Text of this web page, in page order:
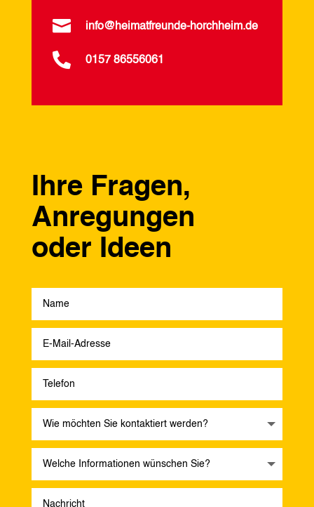
 info@heimatfreunde-horchheim.de
 0157 86556061
Ihre Fragen,
Anregungen
oder Ideen